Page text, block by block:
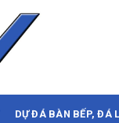
DỰ ĐÁ BÀN BẾP, ĐÁ